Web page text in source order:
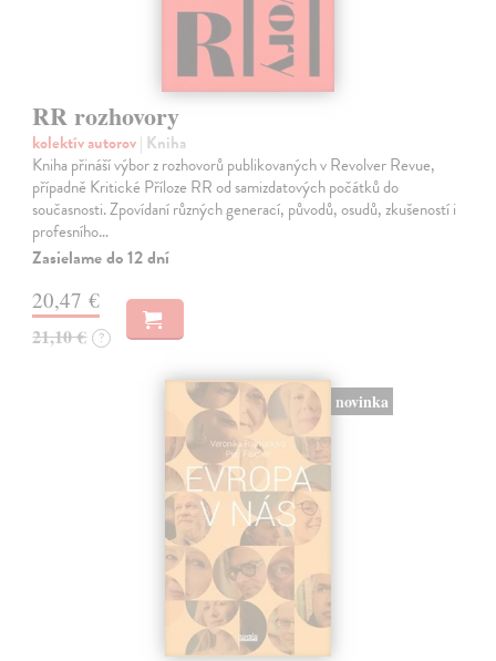
RR rozhovory
kolektív autorov| Kniha
Kniha přináší výbor z rozhovorů publikovaných v Revolver Revue,
případně Kritické Příloze RR od samizdatových počátků do
současnosti. Zpovídaní různých generací, původů, osudů, zkušeností i
profesního…
Zasielame do 12 dní
20,47 €
21,10 € ?
novinka